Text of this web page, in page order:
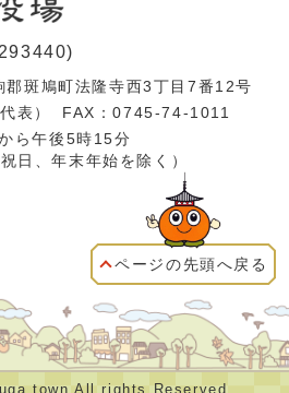
郡斑鳩町法隆寺西3丁目7番12号
代表）
FAX：0745-74-1011
ら午後5時15分
日、年末年始を除く）
ページの先頭へ戻る
town All rights Reserved.